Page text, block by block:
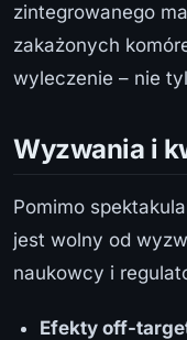
zintegrowanego
zakażonych
wyleczenie – nie
Wyzwania i
Pomimo
jest wolny od
naukowcy i
Efekty off-